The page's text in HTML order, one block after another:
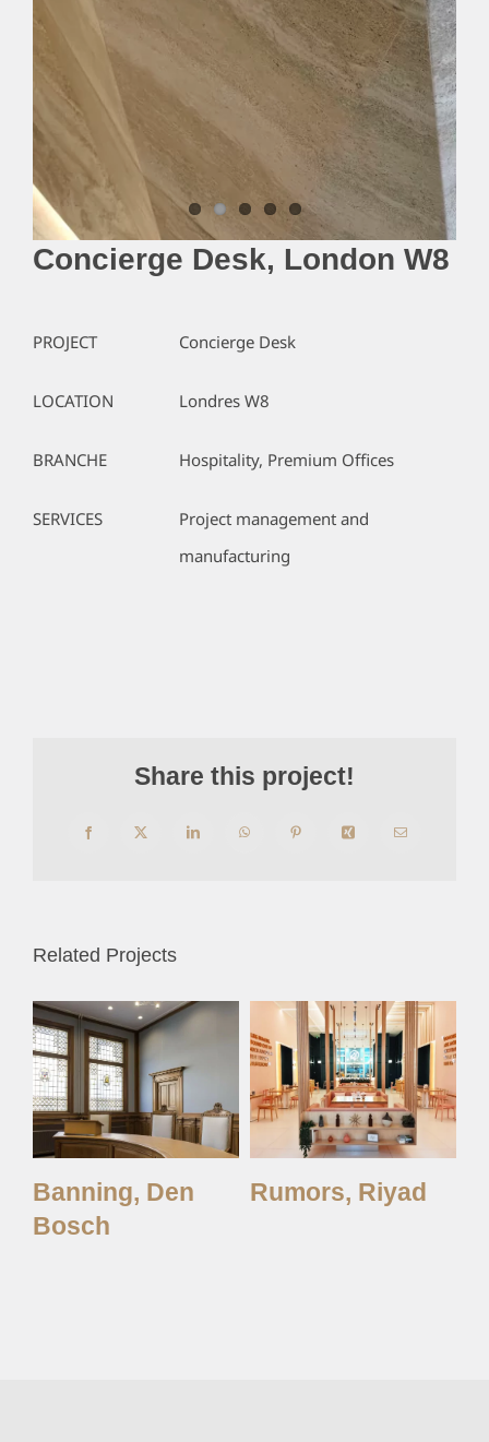
Concierge Desk, London W8
PROJECT
LOCATION
BRANCHE
SERVICES
Concierge Desk
Londres W8
Hospitality, Premium Offices
Project management and
manufacturing
Share this project!
FacebookX LinkedIn WhatsAppPinterest Xing Email
Related Projects
Banning, Den
Bosch
Rumors, Riyad